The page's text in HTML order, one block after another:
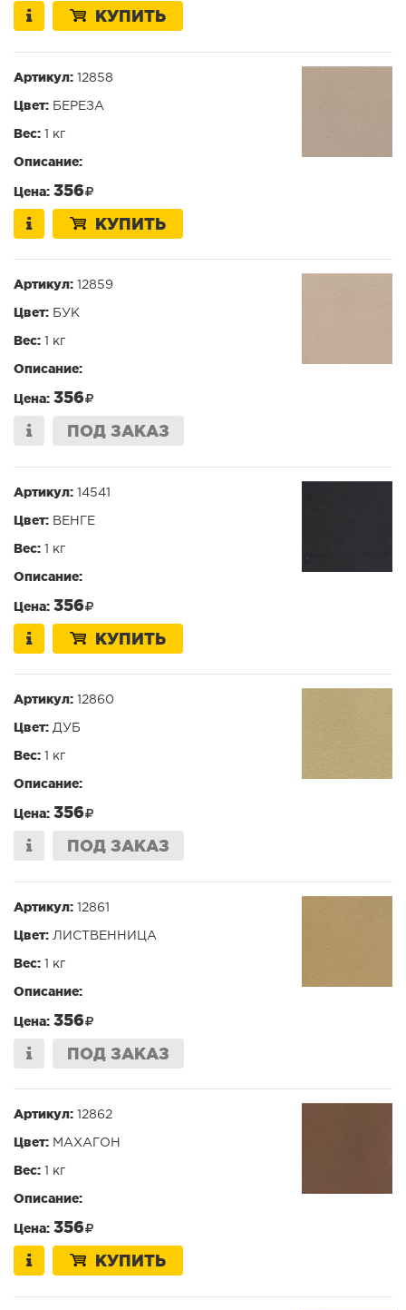
КУПИТЬ
Артикул: 12858
Цвет: БЕРЕЗА
Вес: 1 кг
Описание:
Цена: 356
КУПИТЬ
Артикул: 12859
Цвет: БУК
Вес: 1 кг
Описание:
Цена: 356
ПОД ЗАКАЗ
Артикул: 14541
Цвет: ВЕНГЕ
Вес: 1 кг
Описание:
Цена: 356
КУПИТЬ
Артикул: 12860
Цвет: ДУБ
Вес: 1 кг
Описание:
Цена: 356
ПОД ЗАКАЗ
Артикул: 12861
Цвет: ЛИСТВЕННИЦА
Вес: 1 кг
Описание:
Цена: 356
ПОД ЗАКАЗ
Артикул: 12862
Цвет: МАХАГОН
Вес: 1 кг
Описание:
Цена: 356
КУПИТЬ